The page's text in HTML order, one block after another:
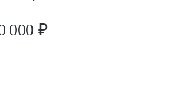
000 ₽